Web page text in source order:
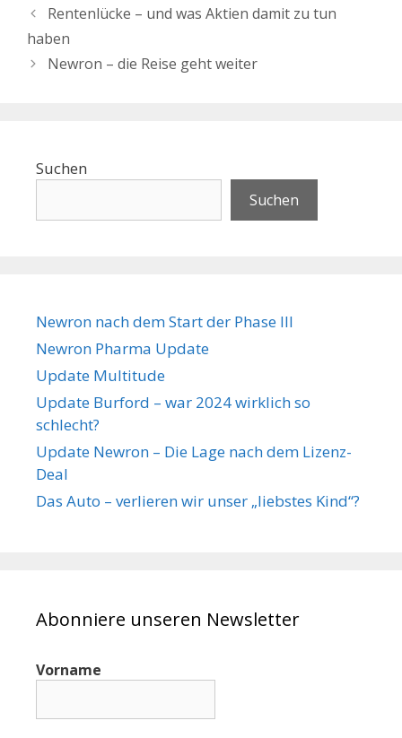
Rentenlücke – und was Aktien damit zu tun
haben
Newron – die Reise geht weiter
Suchen
Suchen
Newron nach dem Start der Phase III
Newron Pharma Update
Update Multitude
Update Burford – war 2024 wirklich so
schlecht?
Update Newron – Die Lage nach dem Lizenz-
Deal
Das Auto – verlieren wir unser „liebstes Kind“?
Abonniere unseren Newsletter
Vorname